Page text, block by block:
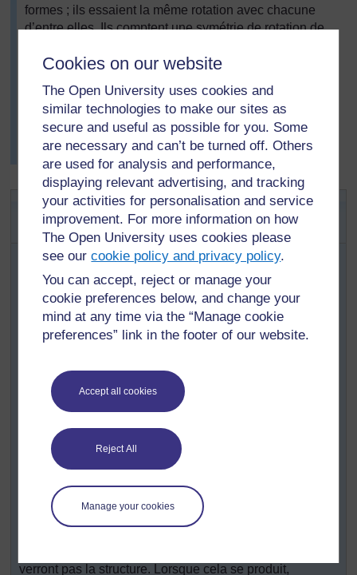
Cookies on our website
The Open University uses cookies and
similar technologies to make our sites as
secure and useful as possible for you. Some
are necessary and can’t be turned off. Others
are used for analysis and performance,
displaying relevant advertising, and tracking
your activities for personalisation and service
improvement. For more information on how
The Open University uses cookies please
see ourcookie policy and privacy policy.
You can accept, reject or manage your
cookie preferences below, and change your
mind at any time via the “Manage cookie
preferences” link in the footer of our website.
Accept all cookies
Reject All
Manage your cookies
formes ; ils essaient la même rotation avec chacune
d’entre elles. Ils comptent une symétrie de rotation de
Dharma. Ses élèves sont avides de trouver d’autres
lignes de symétrie, ce qui fait plaisir à M. Koffi.
D’autres exemples de symétrie figurent dansla
Ressource 4 : Exemples de symétrie dans l’art et les
Activité clé : Explication des
rotations
Il vous faut une page de formes de polygones (voir
d’élèves.
Commencez par demander aux élèves d’inscrire dans
leur cahier trois titres de colonnes : « côtés de
polygone », « lignes de symétrie » et « symétrie de
et, pour chaque polygone, de compter et d’écrire:
le nombre de côtés de la forme.
le nombre de lignes de symétrie qu’ils peuvent
identifier.
le nombre d’ordres de symétrie de rotation qu’ils
peuvent identifier.
Après avoir travaillé sur quelques formes, certains
verront pas la structure. Lorsque cela se produit,